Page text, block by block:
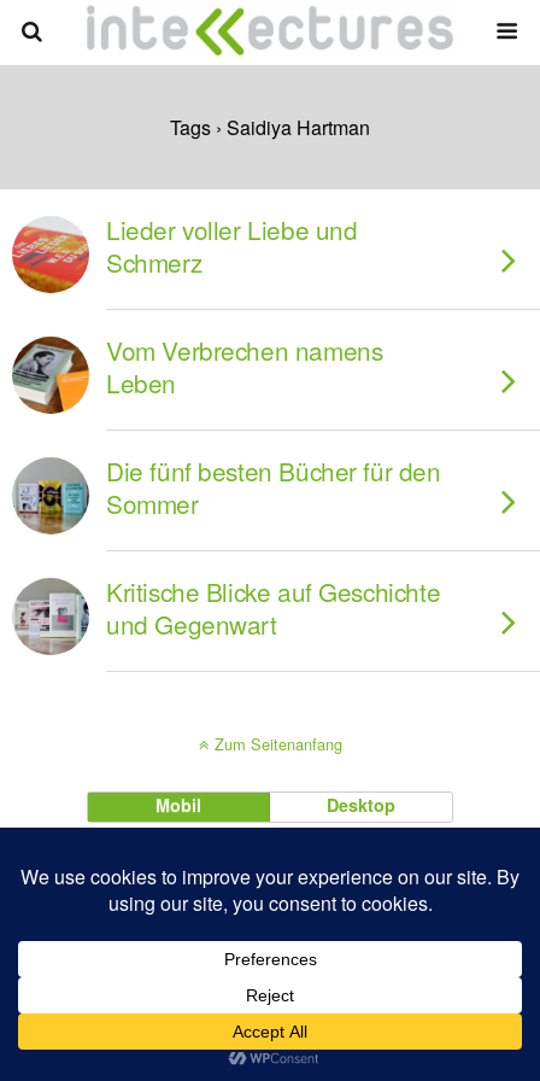
Tags › Saidiya Hartman
Lieder voller Liebe und
Schmerz
Vom Verbrechen namens
Leben
Die fünf besten Bücher für den
Sommer
Kritische Blicke auf Geschichte
und Gegenwart
Zum Seitenanfang
Mobil Desktop